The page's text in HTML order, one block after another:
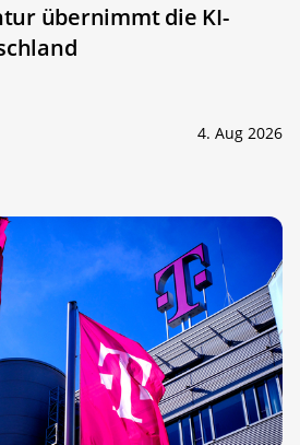
übernimmt die KI-
4. Aug 2026